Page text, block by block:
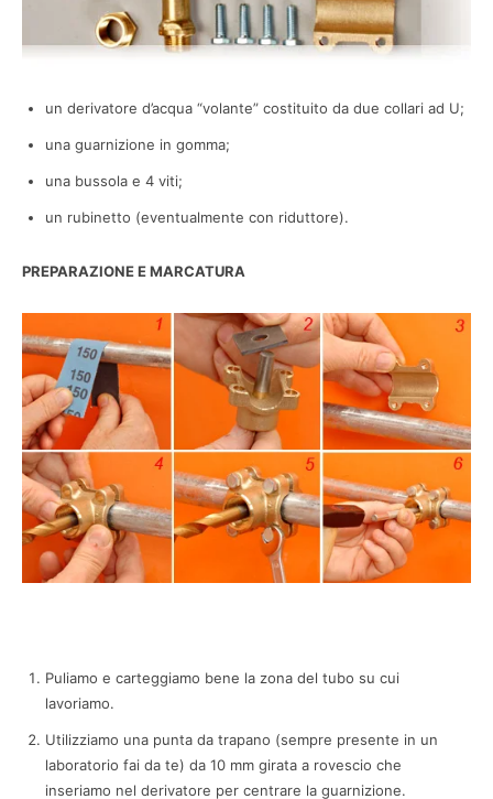
un derivatore d’acqua “volante” costituito da due collari ad U;
una guarnizione in gomma;
una bussola e 4 viti;
un rubinetto (eventualmente con riduttore).
PREPARAZIONE E MARCATURA
Puliamo e carteggiamo bene la zona del tubo su cui
lavoriamo.
Utilizziamo una punta da trapano (sempre presente in un
laboratorio fai da te) da 10 mm girata a rovescio che
inseriamo nel derivatore per centrare la guarnizione.